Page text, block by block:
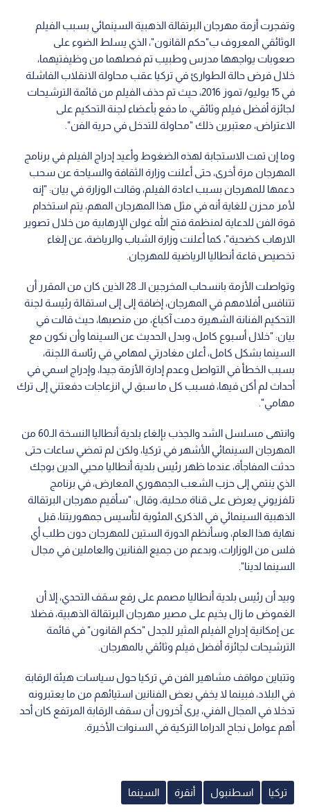
وتفجرت أزمة مهرجان البرتقالة الذهبية السينمائي بسبب الفيلم
الوثائقي المعروف ب"حكم القانون"، الذي يسلط الضوء على
صعوبات يواجهها مدرس وطبيب تم فصلهما من وظيفتيهما،
خلال فرض حالة الطوارئ في تركيا عقب محاولة الانقلاب الفاشلة
في 15 يوليو/ تموز 2016، حيث تم حذف الفيلم من قائمة الترشيحات
لجائزة أفضل فيلم وثائقي، ما دفع بأعضاء لجنة التحكيم على
الاعتراض، معتبرين ذلك "محاولة للتدخل في حرية الفن".
وما إن تمت الاستجابة لهذه الضغوط وأعيد إدراج الفيلم في برنامج
المهرجان مرة أخرى، حتى أعلنت وزارة الثقافة والسياحة عن سحب
دعمها للمهرجان بسبب اعادة الفيلم، وقالت الوزارة في بيان: "إنه
لأمر محزن للغاية أنه في مثل هذا المهرجان المهم، يتم استخدام
قوة الفن للدعاية لمنظمة فتح الله غولن الإرهابية من خلال تصوير
الارهاب كضحية"، كما أعلنت وزارة الشباب والرياضة، عن إلغاء
تخصيص قاعة أنطاليا الرياضية للمهرجان.
وتواصلت الأزمة بانسحاب المخرجين الـ 28 الذين كان من المقرر أن
تتنافس أفلامهم في المهرجان، إضافة إلى إلى استقالة رئيسة لجنة
التحكيم الفنانة الشهيرة دمت آكباغ، من منصبها، حيث قالت في
بيان: "خلال أسبوع كامل، وبدل الحديث عن السينما وأن نكون مع
السينما بشكل كامل، أعلن مغادرتي لمهامي في رئاسة اللجنة،
بسبب الخطأ في التواصل وعدم إدارة الأزمة جيدا، وإدراج اسمي في
أحداث لم أكن فيها، فسبب كل ما سبق لي انزعاجات دفعتني إلى ترك
مهامي".
وانتهى مسلسل الشد والجذب بإلغاء بلدية أنطاليا النسخة الـ60 من
المهرجان السينمائي الأشهر في تركيا، ولكن لم تمضي ساعات حتى
حدثت المفاجأة، عندما ظهر رئيس بلدية أنطاليا محيي الدين بوجك
الذي ينتمي إلى حزب الشعب الجمهوري المعارض، في برنامج
تلفزيوني يعرض على قناة محلية، وقال: "سأقيم مهرجان البرتقالة
الذهبية السينمائي في الذكرى المئوية لتأسيس جمهوريتنا، قبل
نهاية هذا العام، وسأنظم الدورة الستين للمهرجان دون طلب أي
فلس من الوزارات، وبدعم من جميع الفنانين والعاملين في مجال
السينما لدينا".
وبيد أن رئيس بلدية أنطاليا مصمم على رفع سقف التحدي، إلا أن
الغموض ما زال يخيم على مصير مهرجان البرتقالة الذهبية، فضلا
عن إمكانية إدراج الفيلم المثير للجدل "حكم القانون" في قائمة
الترشيحات لجائزة أفضل فيلم وثائقي بالمهرجان.
وتتباين مواقف مشاهير الفن في تركيا حول سياسات هيئة الرقابة
في البلاد، فبينما لا يخفي بعض الفنانين استيائهم من ما يعتبرونه
تدخلا في المجال الفني، يرى آخرون أن سقف الرقابة المرتفع كان أحد
أهم عوامل نجاح الدراما التركية في السنوات الأخيرة.
تركيا اسطنبول أنقرة السينما